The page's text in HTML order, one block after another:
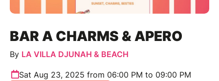
BAR A CHARMS & APERO
By LA VILLA DJUNAH & BEACH
Sat Aug 23, 2025 from 06:00 PM to 09:00 PM